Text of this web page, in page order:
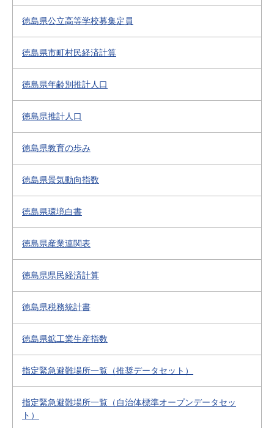
徳島県公立高等学校募集定員
徳島県市町村民経済計算
徳島県年齢別推計人口
徳島県推計人口
徳島県教育の歩み
徳島県景気動向指数
徳島県環境白書
徳島県産業連関表
徳島県県民経済計算
徳島県税務統計書
徳島県鉱工業生産指数
指定緊急避難場所一覧（推奨データセット）
指定緊急避難場所一覧（自治体標準オープンデータセッ
ト）